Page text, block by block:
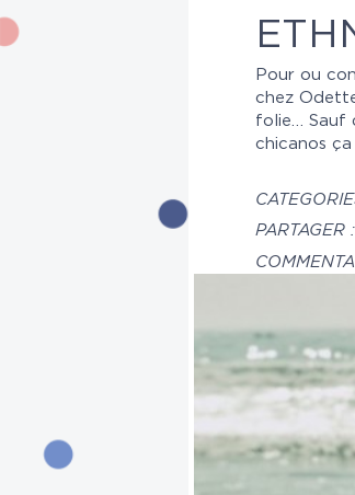
Pour ou
chez
folie… Sauf
chicanos
PARTAGER :